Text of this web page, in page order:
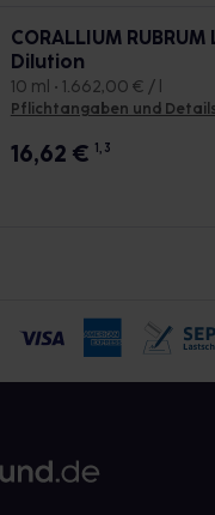
CORALLIUM RUBRUM
Dilution
10 ml • 1.662,00 € / l
Pflichtangaben und Details
16,62 € 1, 3